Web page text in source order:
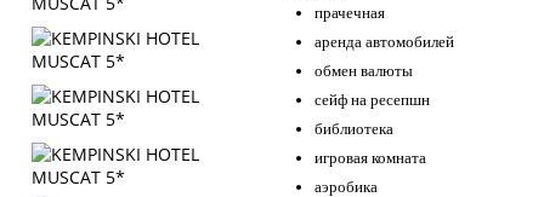
прачечная
аренда автомобилей
обмен валюты
сейф на ресепшн
библиотека
игровая комната
аэробика